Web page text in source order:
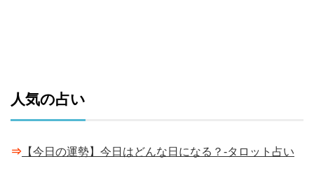
人気の占い
⇒ 【今日の運勢】今日はどんな日になる？-タロット占い